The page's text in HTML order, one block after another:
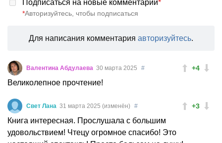
Подписаться на новые комментарии*
*Авторизуйтесь, чтобы подписаться
Для написания комментария авторизуйтесь.
+4
Валентина Абдулаева 30 марта 2025 #
Великолепное прочтение!
+3
Свет Лана 31 марта 2025 (изменён) #
Книга интересная. Прослушала с большим
удовольствием! Чтецу огромное спасибо! Это